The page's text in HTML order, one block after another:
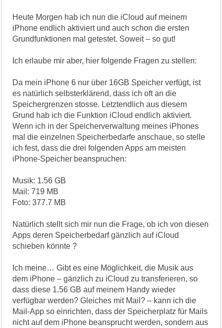
Heute Morgen hab ich nun die iCloud auf meinem
iPhone endlich aktiviert und auch schon die ersten
Grundfunktionen mal getestet. Soweit – so gut!
Ich erlaube mir aber, hier folgende Fragen zu stellen:
Da mein iPhone 6 nur über 16GB Speicher verfügt, ist
es natürlich selbsterklärend, dass ich oft an die
Speichergrenzen stosse. Letztendlich aus diesem
Grund hab ich die Funktion iCloud endlich aktiviert.
Wenn ich in der Speicherverwaltung meines iPhones
mal die einzelnen Speicherbedarfe anschaue, so stelle
ich fest, dass die drei folgenden Apps am meisten
iPhone-Speicher beanspruchen:
Musik: 1.56 GB
Mail: 719 MB
Foto: 377.7 MB
Natürlich stellt sich mir nun die Frage, ob ich von diesen
Apps deren Speicherbedarf gänzlich auf iCloud
schieben könnte ?
Ich meine… Gibt es eine Möglichkeit, die Musik aus
dem iPhone – gänzlich zu iCloud zu transferieren, so
dass diese 1.56 GB auf meinem Handy wieder
verfügbar werden? Gleiches mit Mail? – kann ich die
Mail-App so einrichten, dass der Speicherplatz für Mails
nicht auf dem iPhone beansprucht werden, sondern aus